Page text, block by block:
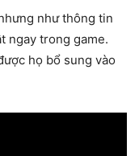
như thông tin
ngay trong game.
họ bổ sung vào